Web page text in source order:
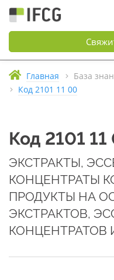
Главная База
Код 2101 11 00
Код 2101
ЭКСТРАКТЫ,
КОНЦЕНТРАТЫ
ПРОДУКТЫ НА
ЭКСТРАКТОВ,
КОНЦЕНТРАТОВ